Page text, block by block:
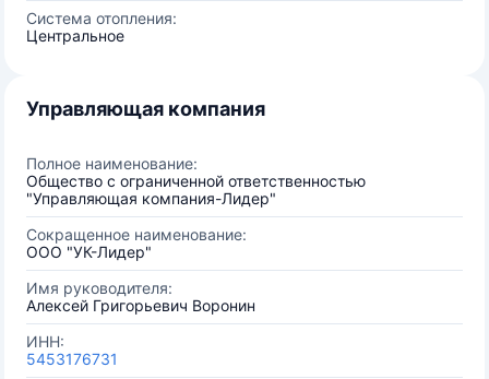
Система отопления:
Центральное
Управляющая компания
Полное наименование:
Общество с ограниченной ответственностью
"Управляющая компания-Лидер"
Сокращенное наименование:
ООО "УК-Лидер"
Имя руководителя:
Алексей Григорьевич Воронин
ИНН:
5453176731